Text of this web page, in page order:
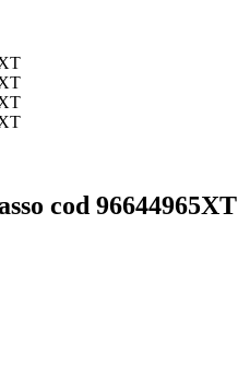
cod 96644965XT